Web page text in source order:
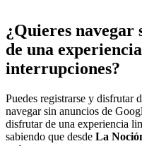
¿Quieres
de una
interrupciones?
Puedes registrarse y disfrutar
navegar sin anuncios de
disfrutar de una experiencia
sabiendo que desde La